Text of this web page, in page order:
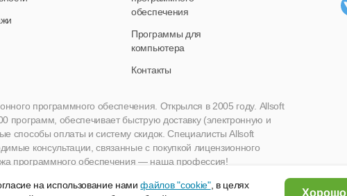
обеспечения
Программы для
компьютера
Контакты
программного обеспечения. Открылся в 2005 году. Allsoft
программ, обеспечивает быструю доставку (электронную и
способы оплаты и систему скидок. Специалисты Allsoft
консультации, связанные с покупкой лицензионного
программного обеспечения — наша профессия!
на использование намифайлов "cookie", в целях
Хорошо